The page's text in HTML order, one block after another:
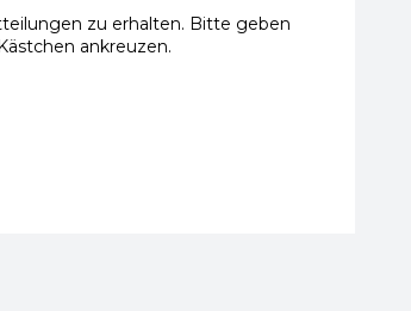
zu erhalten. Bitte geben
ankreuzen.